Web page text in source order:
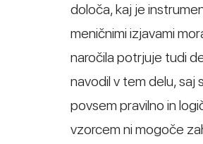
določa, kaj je
meničnimi izjavami
naročila potrjuje tudi
navodil v tem delu, saj
povsem pravilno in
vzorcem ni mogoče